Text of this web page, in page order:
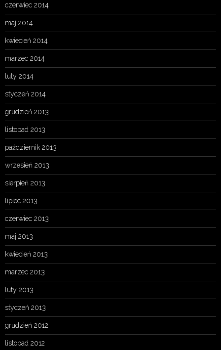
czerwiec 2014
maj 2014
kwiecień 2014
marzec 2014
luty 2014
styczeń 2014
grudzień 2013
listopad 2013
październik 2013
wrzesień 2013
sierpień 2013
lipiec 2013
czerwiec 2013
maj 2013
kwiecień 2013
marzec 2013
luty 2013
styczeń 2013
grudzień 2012
listopad 2012